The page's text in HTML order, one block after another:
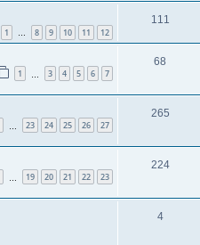
1 … 8 9 10 11 12
111
1 3 4 5 6 7
68
23 24 25 26 27
265
19 20 21 22 23
224
4